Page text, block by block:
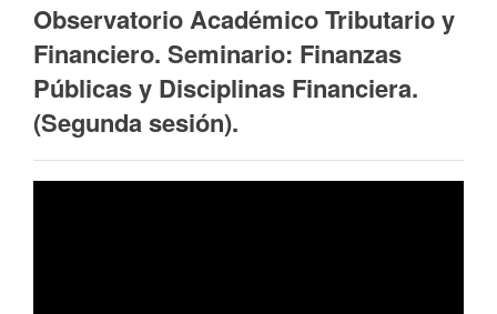
Observatorio Académico Tributario y
Financiero. Seminario: Finanzas
Públicas y Disciplinas Financiera.
(Segunda sesión).